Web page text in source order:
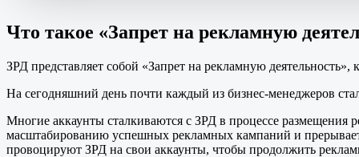
Что такое «Запрет на рекламную
ЗРД представляет собой «Запрет на рекламную
На сегодняшний день почти каждый из бизнес-менеджеров
Многие аккаунты сталкиваются с ЗРД в процессе размещения
масштабированию успешных рекламных кампаний и
провоцируют ЗРД на свои аккаунты, чтобы продолжить